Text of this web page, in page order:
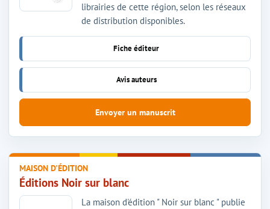
librairies de cette région, selon les réseaux
de distribution disponibles.
Fiche éditeur
Avis auteurs
Envoyer un manuscrit
MAISON D'ÉDITION
Éditions Noir sur blanc
La maison d'édition " Noir sur blanc " publie